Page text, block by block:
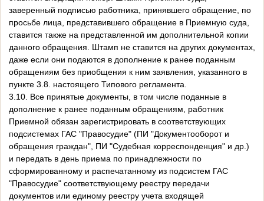
заверенный подписью работника, принявшего обращение, по
просьбе лица, представившего обращение в Приемную суда,
ставится также на представленной им дополнительной копии
данного обращения. Штамп не ставится на других документах,
даже если они подаются в дополнение к ранее поданным
обращениям без приобщения к ним заявления, указанного в
пункте 3.8. настоящего Типового регламента.
3.10. Все принятые документы, в том числе поданные в
дополнение к ранее поданным обращениям, работник
Приемной обязан зарегистрировать в соответствующих
подсистемах ГАС "Правосудие" (ПИ "Документооборот и
обращения граждан", ПИ "Судебная корреспонденция" и др.)
и передать в день приема по принадлежности по
сформированному и распечатанному из подсистем ГАС
"Правосудие" соответствующему реестру передачи
документов или единому реестру учета входящей